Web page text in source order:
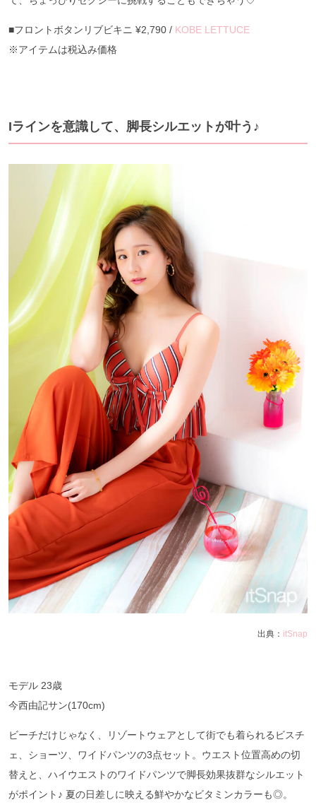
■フロントボタンリブビキニ ¥2,790 / KOBE LETTUCE
※アイテムは税込み価格
Iラインを意識して、脚長シルエットが叶う♪
出典： itSnap
モデル 23歳
今西由記サン(170cm)
ビーチだけじゃなく、リゾートウェアとして街でも着られるビスチ
ェ、ショーツ、ワイドパンツの3点セット。ウエスト位置高めの切
替えと、ハイウエストのワイドパンツで脚長効果抜群なシルエット
がポイント♪ 夏の日差しに映える鮮やかなビタミンカラーも◎。